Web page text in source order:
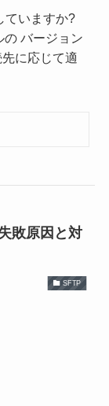
ていますか?
バージョン
に応じて適
敗原因と対
SFTP